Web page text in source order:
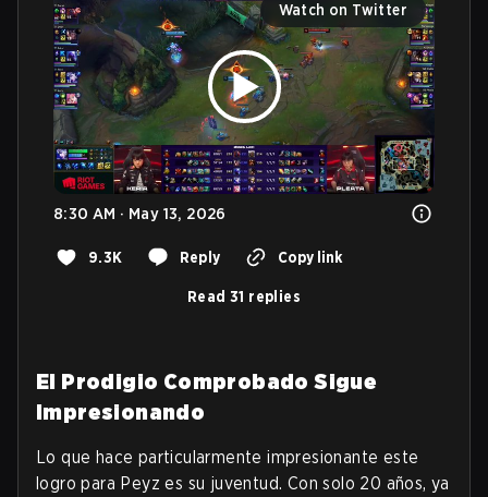
Watch on Twitter
8:30 AM · May 13, 2026
9.3K Reply Copy link
Read 31 replies
El Prodigio Comprobado Sigue
Impresionando
Lo que hace particularmente impresionante este
logro para Peyz es su juventud. Con solo 20 años, ya